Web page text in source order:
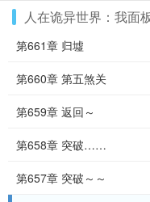
人在诡异世界：我面
第661章 归墟
第660章 第五煞关
第659章 返回～
第658章 突破……
第657章 突破～～